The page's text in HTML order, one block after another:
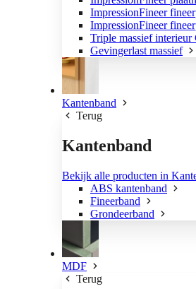
ImpressionFineer
ImpressionFineer
Triple massief interieur
Gevingerlast massief
Kantenband
Terug
Kantenband
Bekijk alle producten in
ABS kantenband
Fineerband
Grondeerband
MDF
Terug